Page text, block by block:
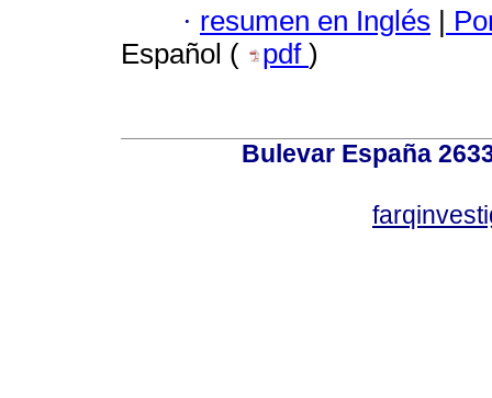
· resumen en Inglés |
Español (
pdf )
Bulevar España